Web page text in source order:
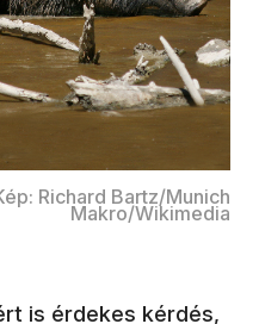
Richard Bartz/Munich
Makro/Wikimedia
is érdekes kérdés,